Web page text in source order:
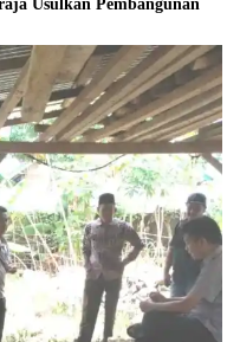
Usulkan Pembangunan